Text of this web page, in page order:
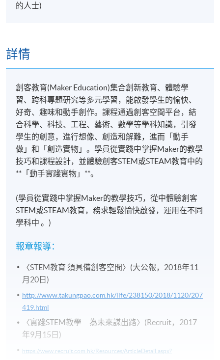
的人士)
詳情
創客教育(Maker Education)集合創新教育、體驗學
習、跨科專題研究等多元學習，能啟發學生的愉快、
好奇、趣味和動手創作。課程通過創客空間平台，結
合科學、科技、工程、藝術、數學等學科知識，引發
學生的創意，進行想像、創造和解難，進而「動手
做」和「創造實物」。學員從實踐中掌握Maker的教學
技巧和課程設計，並體驗創客STEM或STEAM教育中的
**「動手實踐實物」**。
(學員從實踐中掌握Maker的教學技巧，從中體驗創客
STEM或STEAM教育，務求輕鬆愉快啟發，運用在不同
學科中 。)
報章報導：
〈STEM教育 須具備創客空間〉(大公報，2018年11
月20日)
http://www.takungpao.com.hk/life/238150/2018/1120/207
419.html
〈實踐STEM教學 為未來謀出路〉(Recruit，2017
年9月15日)
https://www.recruit.com.hk/Resources/ArticleDetail.aspx?